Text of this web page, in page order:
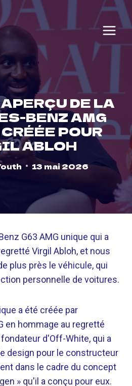
DE LA
BENZ AMG
POUR
ABLOH
13 mai 2026
G63 AMG unique qui a
Virgil Abloh, et nous
plus près le véhicule, qui
personnelle de voitures.
a été créée par
en hommage au regretté
d'Off-White, qui a
design pour le constructeur
dans le cadre du concept
» qu'il a conçu pour eux.